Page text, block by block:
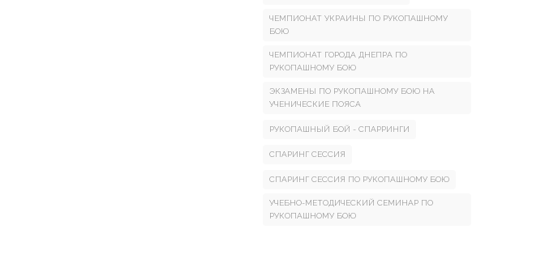
ЧЕМПИОНАТ УКРАИНЫ ПО РУКОПАШНОМУ
БОЮ
ЧЕМПИОНАТ ГОРОДА ДНЕПРА ПО
РУКОПАШНОМУ БОЮ
ЭКЗАМЕНЫ ПО РУКОПАШНОМУ БОЮ НА
УЧЕНИЧЕСКИЕ ПОЯСА
РУКОПАШНЫЙ БОЙ - СПАРРИНГИ
СПАРИНГ СЕССИЯ
СПАРИНГ СЕССИЯ ПО РУКОПАШНОМУ БОЮ
УЧЕБНО-МЕТОДИЧЕСКИЙ СЕМИНАР ПО
РУКОПАШНОМУ БОЮ